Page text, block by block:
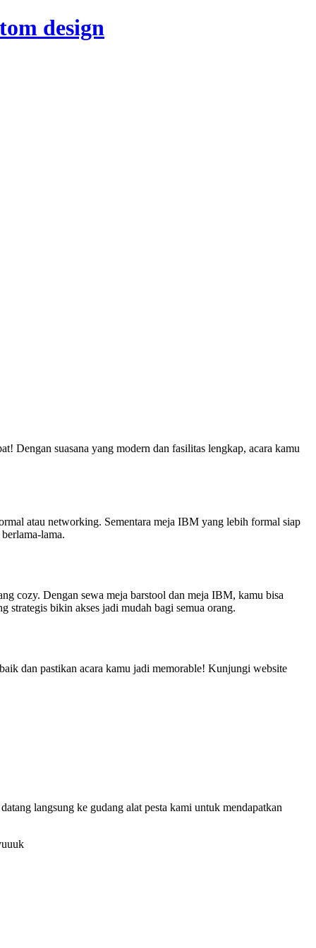
design
Dengan suasana yang modern dan fasilitas lengkap, acara kamu
atau networking. Sementara meja IBM yang lebih formal siap
lama.
cozy. Dengan sewa meja barstool dan meja IBM, kamu bisa
strategis bikin akses jadi mudah bagi semua orang.
dan pastikan acara kamu jadi memorable! Kunjungi website
langsung ke gudang alat pesta kami untuk mendapatkan